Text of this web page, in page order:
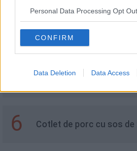
Personal Data Processing Opt
CONFIRM
Data Deletion Data Access
4
Roșii uscate în ulei -
explicată pas cu pas
Tarta Cu Gin Tonic
6 Cotlet de porc cu sos de